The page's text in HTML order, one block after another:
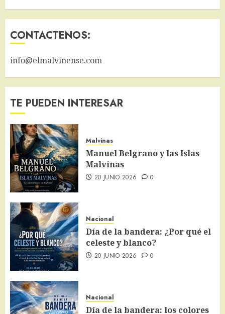
CONTACTENOS:
info@elmalvinense.com
TE PUEDEN INTERESAR
Malvinas
Manuel Belgrano y las Islas
Malvinas
20 JUNIO 2026 0
Nacional
Día de la bandera: ¿Por qué el
celeste y blanco?
20 JUNIO 2026 0
Nacional
Día de la bandera: los colores